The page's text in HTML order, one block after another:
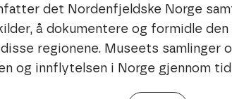
viser jødenes liv, kultur og
for å synliggjøre og forstå den jødiske
for samfunnet. Gjennom formidling og
levende og tilgjengelig for kommende
det Nordenfjeldske Norge
å dokumentere og formidle
regionene. Museets samlinger
og innflytelsen i Norge gjennom